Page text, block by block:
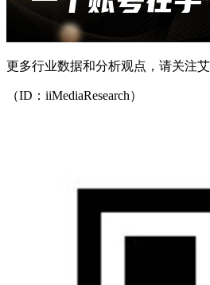
更多行业数据和分析观点，请关注
（ID：iiMediaResearch）